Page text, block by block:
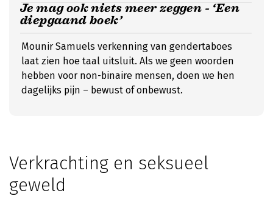
Je mag ook niets meer zeggen - ‘Een
diepgaand boek’
Mounir Samuels verkenning van gendertaboes
laat zien hoe taal uitsluit. Als we geen woorden
hebben voor non-binaire mensen, doen we hen
dagelijks pijn – bewust of onbewust.
Verkrachting en seksueel
geweld